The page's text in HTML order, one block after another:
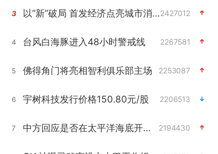
3 以“新”破局 首发经济点亮城市消费活力2427012
4 台风白海豚进入48小时警戒线 2267581
5 佛得角门将亮相智利俱乐部主场 2253087
6 宇树科技发行价格150.80元/股 2206513
7 中方回应是否在太平洋海底开采稀土 2194430